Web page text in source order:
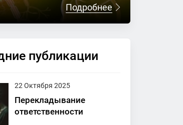
Подробнее
публикации
22 Октября 2025
Перекладывание
ответственности